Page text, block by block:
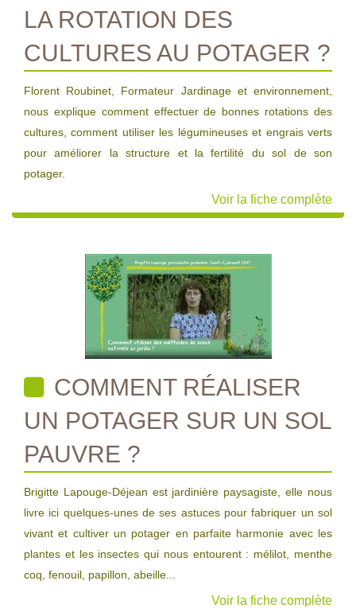
LA ROTATION DES
CULTURES AU POTAGER ?
Florent Roubinet, Formateur Jardinage et environnement,
nous explique comment effectuer de bonnes rotations des
cultures, comment utiliser les légumineuses et engrais verts
pour améliorer la structure et la fertilité du sol de son
potager.
Voir la fiche complète
COMMENT RÉALISER
UN POTAGER SUR UN SOL
PAUVRE ?
Brigitte Lapouge-Déjean est jardinière paysagiste, elle nous
livre ici quelques-unes de ses astuces pour fabriquer un sol
vivant et cultiver un potager en parfaite harmonie avec les
plantes et les insectes qui nous entourent : mélilot, menthe
coq, fenouil, papillon, abeille...
Voir la fiche complète